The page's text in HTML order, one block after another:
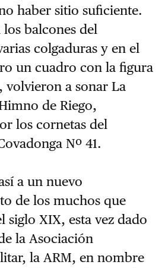
haber sitio suficiente.
balcones del
colgaduras y en el
un cuadro con la figura
volvieron a sonar La
de Riego,
los cornetas del
Nº 41.
a un nuevo
de los muchos que
siglo XIX, esta vez dado
la Asociación
la ARM, en nombre